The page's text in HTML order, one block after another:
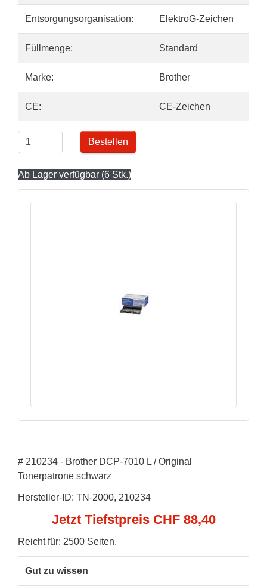
Entsorgungsorganisation: ElektroG-Zeichen
Füllmenge: Standard
Marke: Brother
CE: CE-Zeichen
Bestellen
Ab Lager verfügbar (6 Stk.)
# 210234 - Brother DCP-7010 L / Original
Tonerpatrone schwarz
Hersteller-ID: TN-2000, 210234
Jetzt Tiefstpreis CHF 88,40
Reicht für: 2500 Seiten.
Gut zu wissen